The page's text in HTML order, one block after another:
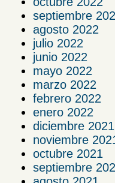
septiembre
agosto 2022
julio 2022
junio 2022
mayo 2022
marzo 2022
febrero 2022
enero 2022
diciembre 2021
noviembre
octubre 2021
septiembre